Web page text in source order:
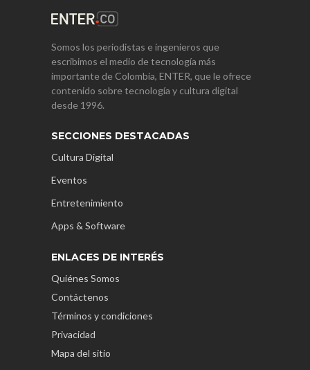
Somos los periodistas e ingenieros que
escribimos el medio de tecnología más
importante de Colombia, ENTER, que le ofrece
contenido sobre tecnología y cultura digital
desde 1996.
SECCIONES DESTACADAS
Cultura Digital
Eventos
Entretenimiento
Apps & Software
ENLACES DE INTERÉS
Quiénes Somos
Contáctenos
Términos y condiciones
Privacidad
Mapa del sitio